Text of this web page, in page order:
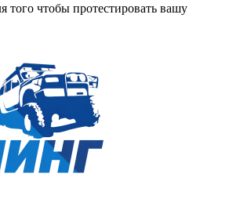
того чтобы протестировать вашу